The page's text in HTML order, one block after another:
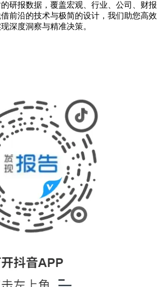
研报数据，覆盖宏观、行业、公司、财报
前沿的技术与极简的设计，我们助您高效
深度洞察与精准决策。